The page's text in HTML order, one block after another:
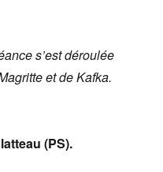
s’est déroulée
et de Kafka.
(PS).